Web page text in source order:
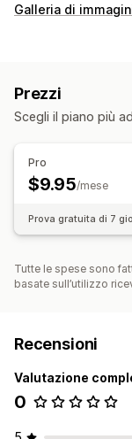
Galleria di
Prezzi
Scegli il piano più
Pro
$9.95/mese
Prova gratuita di 7
Tutte le spese sono
basate sull’utilizzo
Recensioni
Valutazione
0